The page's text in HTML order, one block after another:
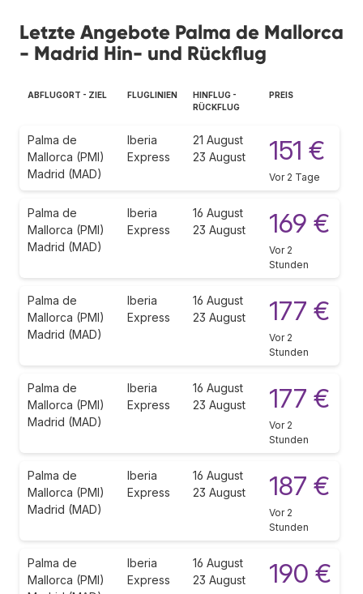
Letzte Angebote Palma de Mallorca
- Madrid Hin- und Rückflug
ABFLUGORT - ZIEL FLUGLINIEN
HINFLUG -
RÜCKFLUG
PREIS
Palma de
Mallorca (PMI)
Madrid (MAD)
Iberia
Express
21 August
23 August
151 €
Vor 2 Tage
Palma de
Mallorca (PMI)
Madrid (MAD)
Iberia
Express
16 August
23 August
169 €
Vor 2
Stunden
Palma de
Mallorca (PMI)
Madrid (MAD)
Iberia
Express
16 August
23 August
177 €
Vor 2
Stunden
Palma de
Mallorca (PMI)
Madrid (MAD)
Iberia
Express
16 August
23 August
177 €
Vor 2
Stunden
Palma de
Mallorca (PMI)
Madrid (MAD)
Iberia
Express
16 August
23 August
187 €
Vor 2
Stunden
Palma de
Mallorca (PMI)
Iberia
Express
16 August
23 August
190 €